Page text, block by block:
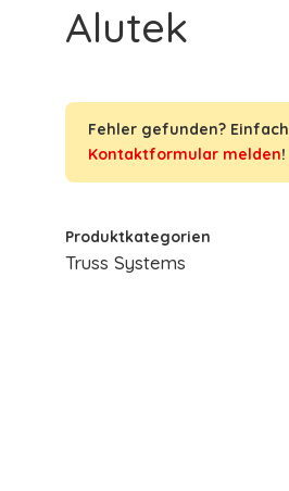
Alutek
Fehler gefunden? Einfach
Kontaktformular melden!
Produktkategorien
Truss Systems